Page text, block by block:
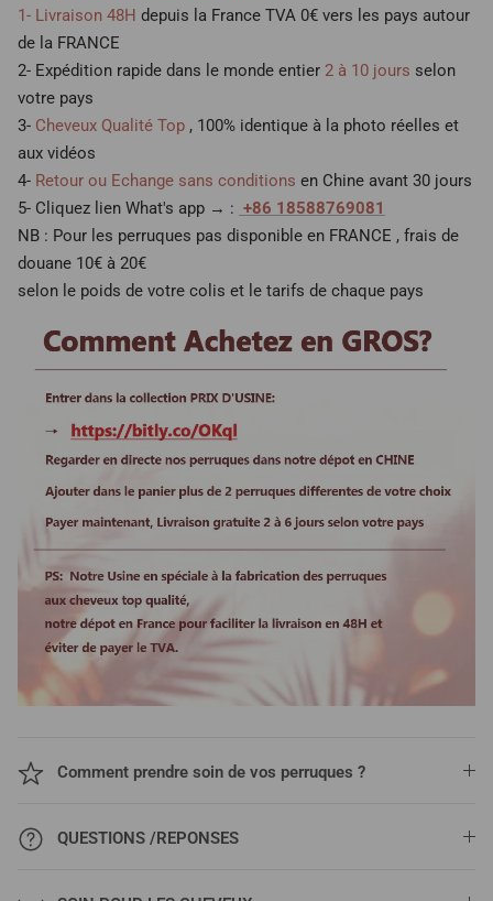
1- Livraison 48H depuis la France TVA 0€ vers les pays autour
de la FRANCE
2- Expédition rapide dans le monde entier 2 à 10 jours selon
votre pays
3- Cheveux Qualité Top , 100% identique à la photo réelles et
aux vidéos
4- Retour ou Echange sans conditions en Chine avant 30 jours
5- Cliquez lien What's app → : +86 18588769081
NB : Pour les perruques pas disponible en FRANCE , frais de
douane 10€ à 20€
selon le poids de votre colis et le tarifs de chaque pays
Comment prendre soin de vos perruques ?
QUESTIONS /REPONSES